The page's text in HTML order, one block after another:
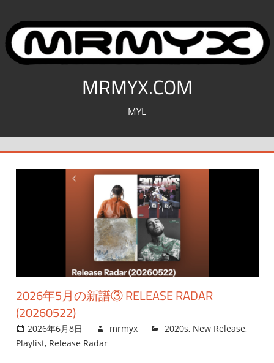
テ
ッ
MRMYX.COM
MYL
2026年5月の新譜③ RELEASE RADAR
(20260522)
2026年6月8日 mrmyx 2020s, New Release,
Playlist, Release Radar